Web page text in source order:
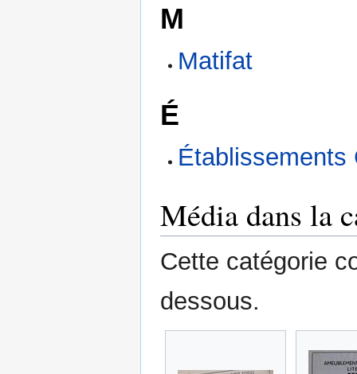
M
Matifat
É
Établissements
Média dans la
Cette catégorie
dessous.